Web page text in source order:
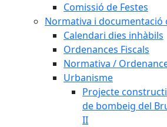
Comissió de Festes
Normativa i documentació
Calendari dies inhàbils
Ordenances Fiscals
Normativa /
Urbanisme
Projecte
de bombeig del
II